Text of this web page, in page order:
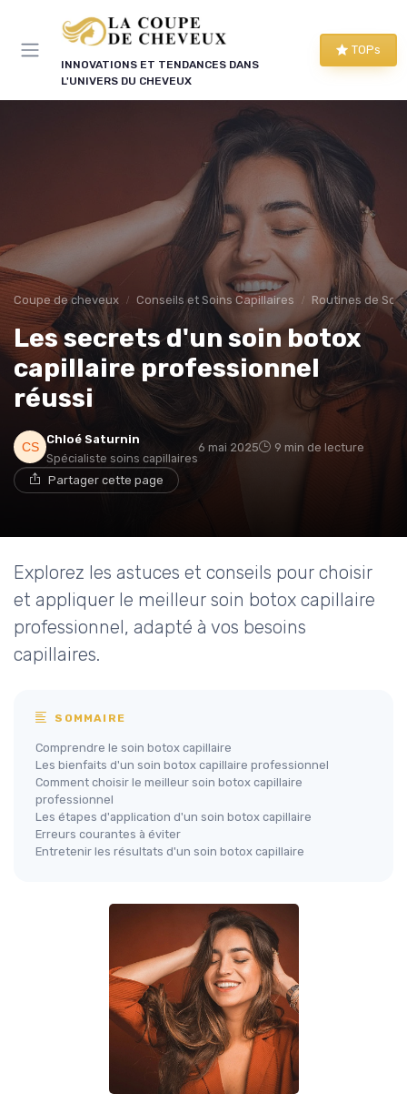
INNOVATIONS ET TENDANCES DANS
L'UNIVERS DU CHEVEUX
TOPs
Coupe de cheveux Conseils et Soins Capillaires Routines de
Les secrets d'un soin botox
capillaire professionnel
réussi
Chloé Saturnin
Spécialiste soins capillaires
6 mai 2025 9 min de lecture
Partager cette page
Explorez les astuces et conseils pour choisir
et appliquer le meilleur soin botox capillaire
professionnel, adapté à vos besoins
capillaires.
SOMMAIRE
Comprendre le soin botox capillaire
Les bienfaits d'un soin botox capillaire professionnel
Comment choisir le meilleur soin botox capillaire
professionnel
Les étapes d'application d'un soin botox capillaire
Erreurs courantes à éviter
Entretenir les résultats d'un soin botox capillaire